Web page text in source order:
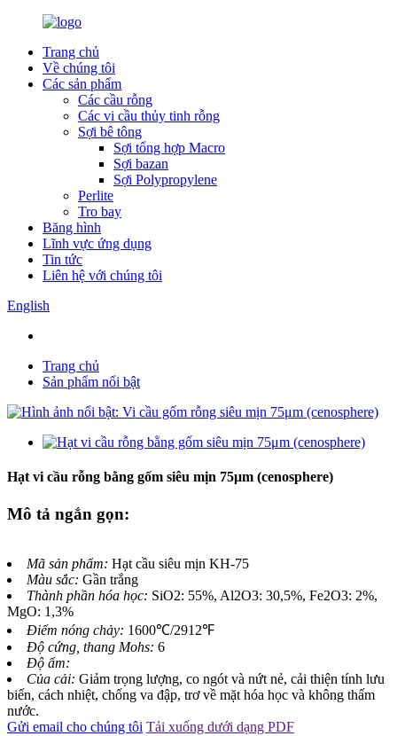
Trang chủ
Về chúng tôi
Các sản phẩm
Các cầu rỗng
Các vi cầu thủy tinh rỗng
Sợi bê tông
Sợi tổng hợp Macro
Sợi bazan
Sợi Polypropylene
Perlite
Tro bay
Băng hình
Lĩnh vực ứng dụng
Tin tức
Liên hệ với chúng tôi
English
Trang chủ
Sản phẩm nổi bật
Hạt vi cầu rỗng bằng gốm siêu mịn 75μm (cenosphere)
Mô tả ngắn gọn:
Mã sản phẩm: Hạt cầu siêu mịn KH-75
Màu sắc: Gần trắng
Thành phần hóa học: SiO2: 55%, Al2O3: 30,5%, Fe2O3: 2%,
MgO: 1,3%
Điểm nóng chảy: 1600℃/2912℉
Độ cứng, thang Mohs: 6
Độ ẩm:
Của cải: Giảm trọng lượng, co ngót và nứt nẻ, cải thiện tính lưu
biến, cách nhiệt, chống va đập, trơ về mặt hóa học và không thấm
nước.
Gửi email cho chúng tôi Tải xuống dưới dạng PDF